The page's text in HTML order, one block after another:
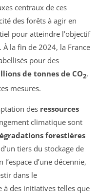
centraux de ces
des forêts à agir en
pour atteindre l’objectif
À la fin de 2024, la France
pour des
de tonnes de CO2,
mesures.
des ressources
climatique sont
forestières
tiers du stockage de
d’une décennie,
dans le
à des initiatives telles que